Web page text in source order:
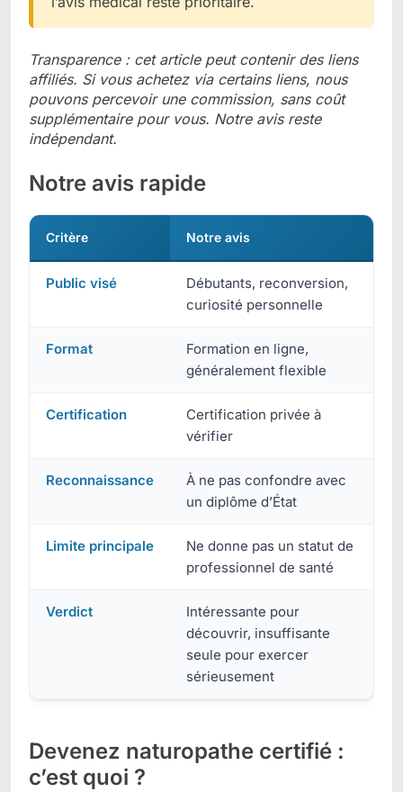
Transparence : cet article peut contenir des liens
affiliés. Si vous achetez via certains liens, nous
pouvons percevoir une commission, sans coût
supplémentaire pour vous. Notre avis reste
indépendant.
Notre avis rapide
Critère Notre avis
Public visé
Débutants, reconversion,
curiosité personnelle
Format
Formation en ligne,
généralement flexible
Certification
Certification privée à
vérifier
Reconnaissance
À ne pas confondre avec
un diplôme d’État
Limite principale
Ne donne pas un statut de
professionnel de santé
Verdict
Intéressante pour
découvrir, insuffisante
seule pour exercer
sérieusement
Devenez naturopathe certifié :
c’est quoi ?